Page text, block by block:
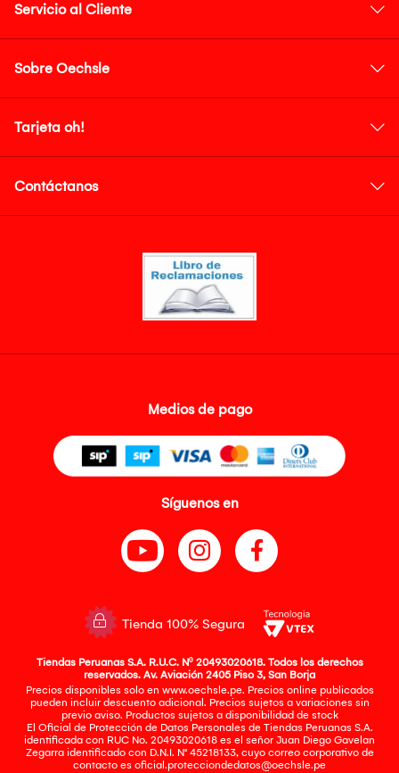
Servicio al Cliente
Sobre Oechsle
Tarjeta oh!
Contáctanos
Medios de pago
Síguenos en
Tienda 100% Segura
Tiendas Peruanas S.A. R.U.C. Nº 20493020618. Todos los derechos
reservados. Av. Aviación 2405 Piso 3, San Borja
Precios disponibles solo en www.oechsle.pe. Precios online publicados
pueden incluir descuento adicional. Precios sujetos a variaciones sin
previo aviso. Productos sujetos a disponibilidad de stock
El Oficial de Protección de Datos Personales de Tiendas Peruanas S.A.
identificada con RUC No. 20493020618 es el señor Juan Diego Gavelan
Zegarra identificado con D.N.I. N° 45218133, cuyo correo corporativo de
contacto es oficial.protecciondedatos@oechsle.pe